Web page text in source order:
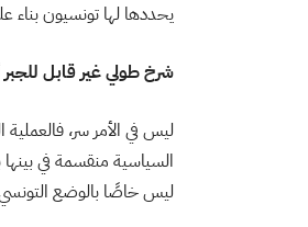
يحددها لها تونسيون بناء
شرخ طولي غير قابل للجبر
ليس في الأمر سر،
السياسية منقسمة في
ليس خاصًا بالوضع التونسي